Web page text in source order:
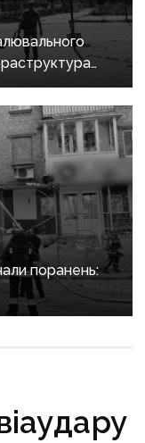
поранень: